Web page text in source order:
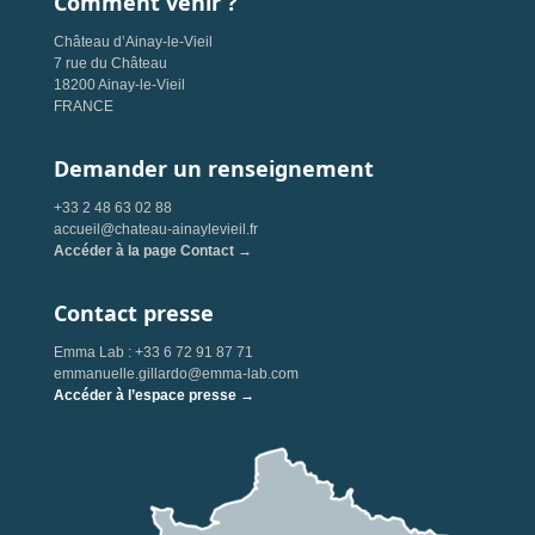
Château d’Ainay-le-Vieil
7 rue du Château
18200 Ainay-le-Vieil
FRANCE
Demander un renseignement
+33 2 48 63 02 88
accueil@chateau-ainaylevieil.fr
Accéder à la page Contact →
Contact presse
Emma Lab : +33 6 72 91 87 71
emmanuelle.gillardo@emma-lab.com
Accéder à l’espace presse →